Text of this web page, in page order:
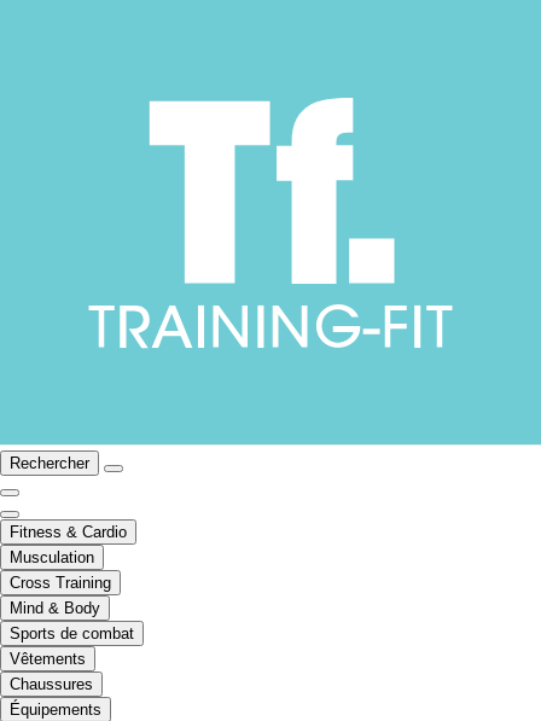
Rechercher
Fitness & Cardio
Musculation
Cross Training
Mind & Body
Sports de combat
Vêtements
Chaussures
Équipements